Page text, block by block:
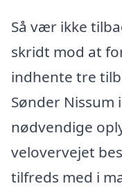
Så vær ikke
skridt mod at
indhente tre
Sønder Nissum
nødvendige
velovervejet
tilfreds med i